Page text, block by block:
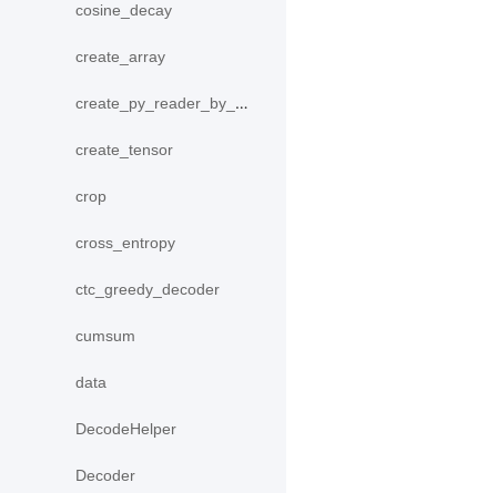
cosine_decay
create_array
create_py_reader_by_data
create_tensor
crop
cross_entropy
ctc_greedy_decoder
cumsum
data
DecodeHelper
Decoder